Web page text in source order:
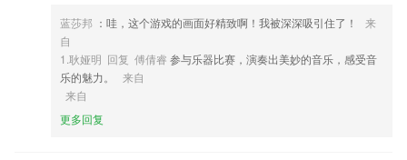
6,下很多热门的资源这里都有，而且不需要花钱也能看，全网免费看；
下载炸真人炸金花软件优势
1.·在家随时随地都可以进行学习，爸妈再也不用担心学习辅导的问题
蓝莎邦 ：哇，这个游戏的画面好精致啊！我被深深吸引住了！
来
自
1.耿娅明 回复 傅倩睿 参与乐器比赛，演奏出美妙的音乐，感受音
乐的魅力。
来自
来自
更多回复